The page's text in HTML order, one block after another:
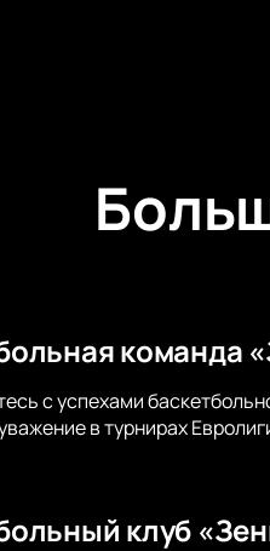
команда
с успехами
в турнирах
клуб